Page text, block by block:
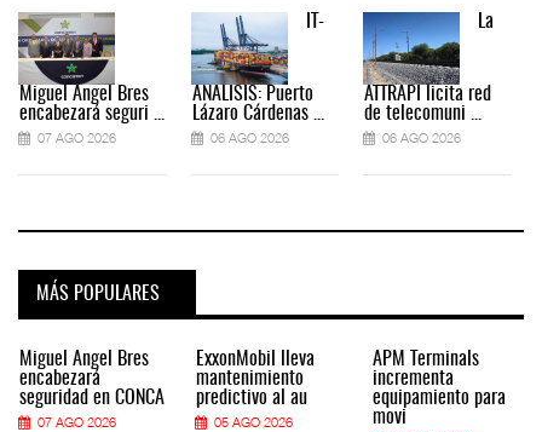
Miguel Ángel Bres
encabezará seguri ...
07 AGO 2026
IT-
ANÁLISIS: Puerto
Lázaro Cárdenas ...
06 AGO 2026
La
ATTRAPI licita red
de telecomuni ...
06 AGO 2026
MÁS POPULARES
Miguel Ángel Bres
encabezará
seguridad en CONCA
07 AGO 2026
ExxonMobil lleva
mantenimiento
predictivo al au
05 AGO 2026
APM Terminals
incrementa
equipamiento para
movi